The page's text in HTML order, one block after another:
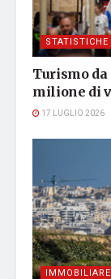
STATISTICHE
Turismo da
milione di
17 LUGLIO 2026
IMMOBILIARE